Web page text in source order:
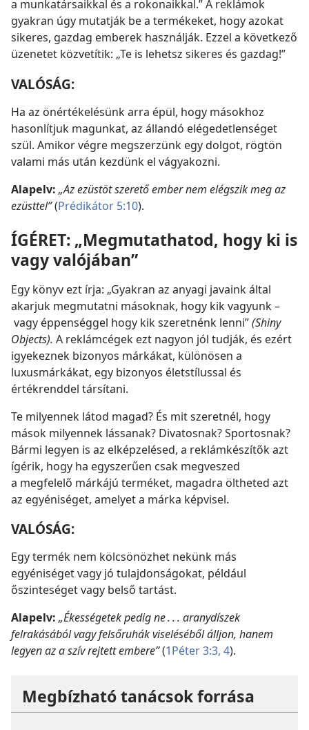
a munkatársaikkal és a rokonaikkal.” A reklámok
gyakran úgy mutatják be a termékeket, hogy azokat
sikeres, gazdag emberek használják. Ezzel a következő
üzenetet közvetítik: „Te is lehetsz sikeres és gazdag!”
VALÓSÁG:
Ha az önértékelésünk arra épül, hogy másokhoz
hasonlítjuk magunkat, az állandó elégedetlenséget
szül. Amikor végre megszerzünk egy dolgot, rögtön
valami más után kezdünk el vágyakozni.
Alapelv: „Az ezüstöt szerető ember nem elégszik meg az
ezüsttel”(Prédikátor 5:10).
ÍGÉRET: „Megmutathatod, hogy ki is
vagy valójában”
Egy könyv ezt írja: „Gyakran az anyagi javaink által
akarjuk megmutatni másoknak, hogy kik vagyunk –
vagy éppenséggel hogy kik szeretnénk lenni”(Shiny
Objects). A reklámcégek ezt nagyon jól tudják, és ezért
igyekeznek bizonyos márkákat, különösen a
luxusmárkákat, egy bizonyos életstílussal és
értékrenddel társítani.
Te milyennek látod magad? És mit szeretnél, hogy
mások milyennek lássanak? Divatosnak? Sportosnak?
Bármi legyen is az elképzelésed, a reklámkészítők azt
ígérik, hogy ha egyszerűen csak megveszed
a megfelelő márkájú terméket, magadra öltheted azt
az egyéniséget, amelyet a márka képvisel.
VALÓSÁG:
Egy termék nem kölcsönözhet nekünk más
egyéniséget vagy jó tulajdonságokat, például
őszinteséget vagy belső tartást.
Alapelv: „Ékességetek pedig ne . . . aranydíszek
felrakásából vagy felsőruhák viseléséből álljon, hanem
legyen az a szív rejtett embere”(1Péter 3:3, 4).
Megbízható tanácsok forrása